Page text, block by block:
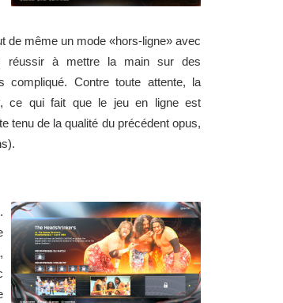
de même un mode «hors-ligne» avec
réussir à mettre la main sur des
compliqué. Contre toute attente, la
ce qui fait que le jeu en ligne est
tenu de la qualité du précédent opus,